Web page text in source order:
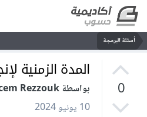
أسئلة البرمجة
0
المدة الزمنية
بواسطة Belkacem Rezzouk
10 يونيو 2024